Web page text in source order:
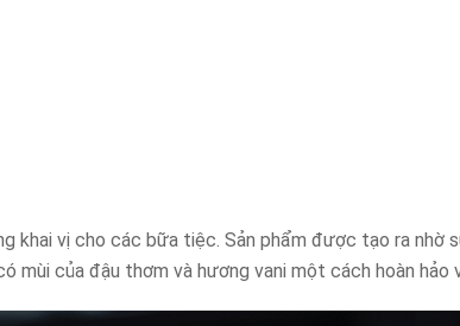
khai vị cho các bữa tiệc. Sản phẩm được tạo ra
của đậu thơm và hương vani một cách hoàn hảo